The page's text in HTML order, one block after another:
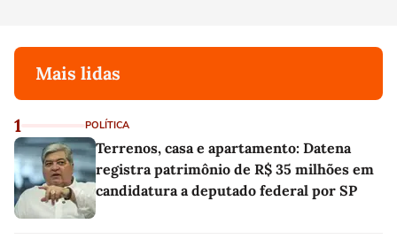
Mais lidas
1 POLÍTICA
Terrenos, casa e apartamento: Datena
registra patrimônio de R$ 35 milhões em
candidatura a deputado federal por SP